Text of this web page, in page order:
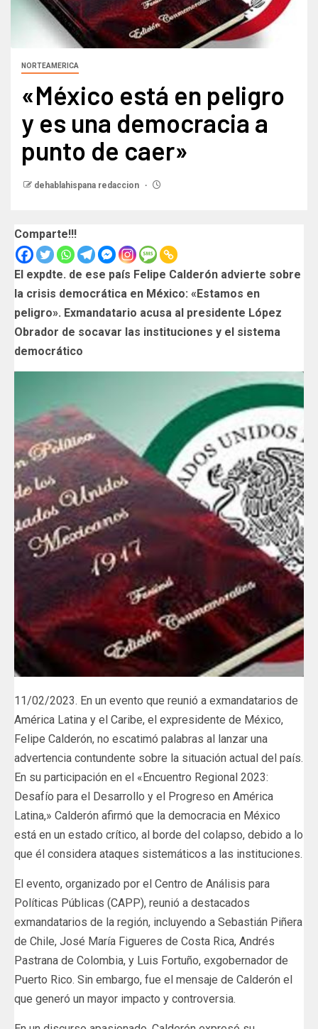
NORTEAMERICA
«México está en peligro
y es una democracia a
punto de caer»
dehablahispana redaccion
Comparte!!!
El expdte. de ese país Felipe Calderón advierte sobre
la crisis democrática en México: «Estamos en
peligro». Exmandatario acusa al presidente López
Obrador de socavar las instituciones y el sistema
democrático
11/02/2023. En un evento que reunió a exmandatarios de
América Latina y el Caribe, el expresidente de México,
Felipe Calderón, no escatimó palabras al lanzar una
advertencia contundente sobre la situación actual del país.
En su participación en el «Encuentro Regional 2023:
Desafío para el Desarrollo y el Progreso en América
Latina,» Calderón afirmó que la democracia en México
está en un estado crítico, al borde del colapso, debido a lo
que él considera ataques sistemáticos a las instituciones.
El evento, organizado por el Centro de Análisis para
Políticas Públicas (CAPP), reunió a destacados
exmandatarios de la región, incluyendo a Sebastián Piñera
de Chile, José María Figueres de Costa Rica, Andrés
Pastrana de Colombia, y Luis Fortuño, exgobernador de
Puerto Rico. Sin embargo, fue el mensaje de Calderón el
que generó un mayor impacto y controversia.